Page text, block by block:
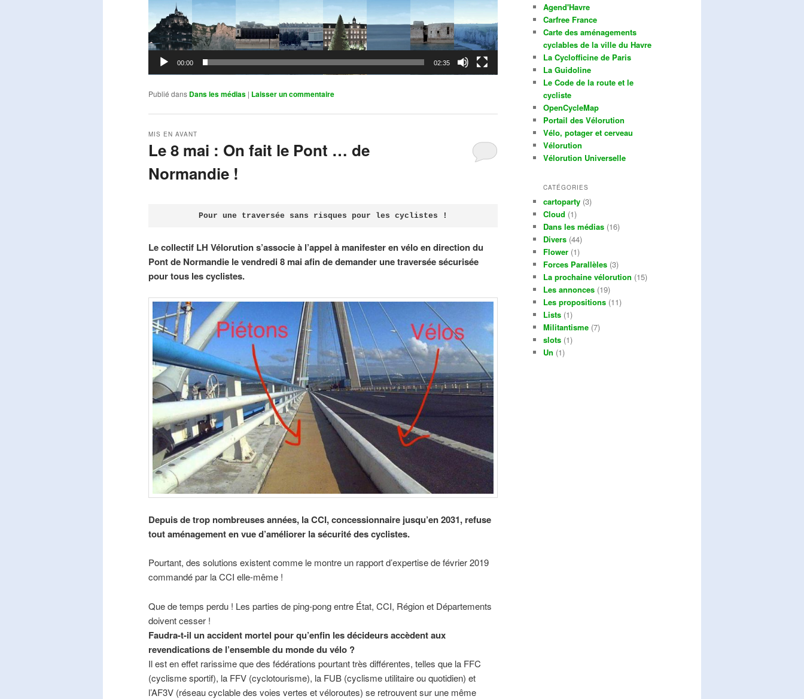
00:00 02:35
Publié dans Dans les médias | Laisser un commentaire
Le 8 mai : On fait le Pont … de
Normandie !
MIS EN AVANT
Pour une traversée sans risques pour les cyclistes !
Le collectif LH Vélorution s’associe à l’appel à manifester en vélo en direction du
Pont de Normandie le vendredi 8 mai afin de demander une traversée sécurisée
pour tous les cyclistes.
Depuis de trop nombreuses années, la CCI, concessionnaire jusqu’en 2031, refuse
tout aménagement en vue d’améliorer la sécurité des cyclistes.
Pourtant, des solutions existent comme le montre un rapport d’expertise de février 2019
commandé par la CCI elle-même !
Que de temps perdu ! Les parties de ping-pong entre État, CCI, Région et Départements
doivent cesser !
Faudra-t-il un accident mortel pour qu’enfin les décideurs accèdent aux
revendications de l’ensemble du monde du vélo ?
Il est en effet rarissime que des fédérations pourtant très différentes, telles que la FFC
(cyclisme sportif), la FFV (cyclotourisme), la FUB (cyclisme utilitaire ou quotidien) et
l’AF3V (réseau cyclable des voies vertes et véloroutes) se retrouvent sur une même
Agend'Havre
Carfree France
Carte des aménagements
cyclables de la ville du Havre
La Cyclofficine de Paris
La Guidoline
Le Code de la route et le
cycliste
OpenCycleMap
Portail des Vélorution
Vélo, potager et cerveau
Vélorution
Vélorution Universelle
CATÉGORIES
cartoparty (3)
Cloud (1)
Dans les médias (16)
Divers (44)
Flower (1)
Forces Parallèles (3)
La prochaine vélorution (15)
Les annonces (19)
Les propositions (11)
Lists (1)
Militantisme (7)
slots (1)
Un (1)